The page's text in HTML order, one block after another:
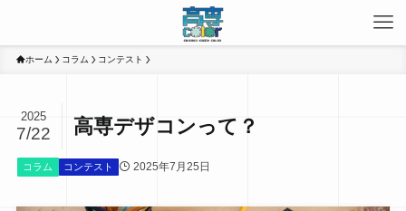
ホーム コラム コンテスト
高専デザコンって？
2025
7/22
コラム コンテスト 2025年7月25日